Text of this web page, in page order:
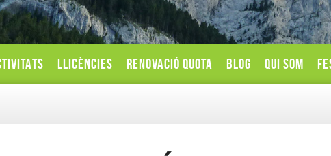
LLICÈNCIES RENOVACIÓ QUOTA BLOG QUI SOM